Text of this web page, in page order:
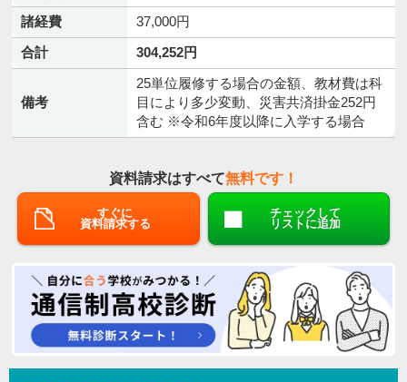
諸経費
37,000円
合計
304,252円
備考
25単位履修する場合の金額、教材費は科
目により多少変動、災害共済掛金252円
含む ※令和6年度以降に入学する場合
資料請求はすべて無料です！
すぐに
資料請求する
チェックして
リストに追加